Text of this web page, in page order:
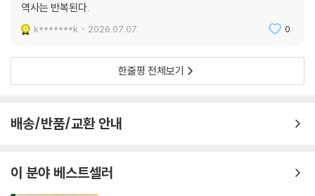
현대인들에게 반드시 읽어야 할 필독서로 자리매김할 것이다.
역사는 반복된다.
k*******k 2026.07.07. 0
한줄평 전체보기
배송/반품/교환 안내
이 분야 베스트셀러